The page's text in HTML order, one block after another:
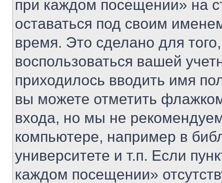
при каждом посещении» на
оставаться под своим
время. Это сделано для
воспользоваться вашей
приходилось вводить имя
вы можете отметить
входа, но мы не
компьютере, например в
университете и т.п. Если
каждом посещении»